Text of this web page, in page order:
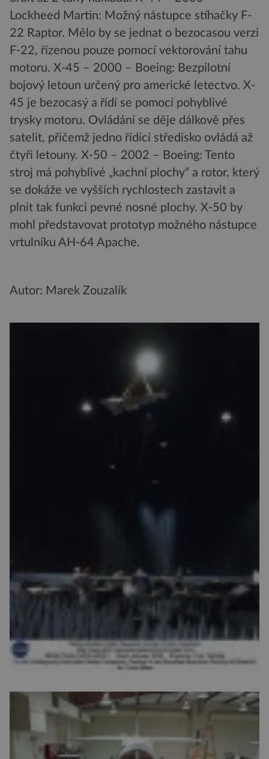
Lockheed Martin: Možný nástupce stíhačky F-
22 Raptor. Mělo by se jednat o bezocasou verzi
F-22, řízenou pouze pomocí vektorování tahu
motoru. X-45 – 2000 – Boeing: Bezpilotní
bojový letoun určený pro americké letectvo. X-
45 je bezocasý a řídí se pomocí pohyblivé
trysky motoru. Ovládání se děje dálkově přes
satelit, přičemž jedno řídící středisko ovládá až
čtyři letouny. X-50 – 2002 – Boeing: Tento
stroj má pohyblivé „kachní plochy“ a rotor, který
se dokáže ve vyšších rychlostech zastavit a
plnit tak funkci pevné nosné plochy. X-50 by
mohl představovat prototyp možného nástupce
vrtulníku AH-64 Apache.
Autor: Marek Zouzalík